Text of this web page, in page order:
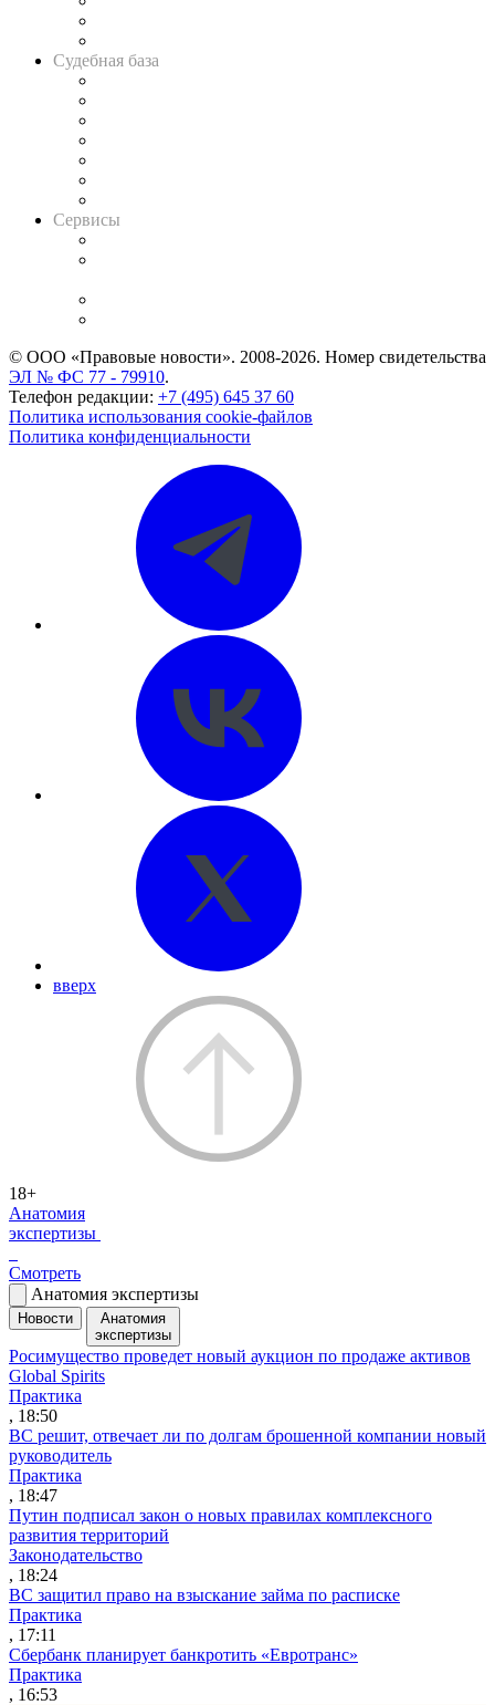
Судебная база
Сервисы
© ООО «Правовые новости». 2008-2026. Номер свидетельства
ЭЛ № ФС 77 - 79910.
Телефон редакции: +7 (495) 645 37 60
Политика использования cookie-файлов
Политика конфиденциальности
вверх
18+
Анатомия
экспертизы
Смотреть
Анатомия экспертизы
Новости
Анатомия
экспертизы
Росимущество проведет новый аукцион по продаже активов
Global Spirits
Практика
, 18:50
ВС решит, отвечает ли по долгам брошенной компании новый
руководитель
Практика
, 18:47
Путин подписал закон о новых правилах комплексного
развития территорий
Законодательство
, 18:24
ВС защитил право на взыскание займа по расписке
Практика
, 17:11
Сбербанк планирует банкротить «Евротранс»
Практика
, 16:53